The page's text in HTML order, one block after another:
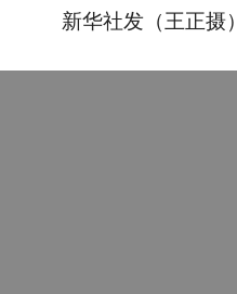
新华社发（王正摄）